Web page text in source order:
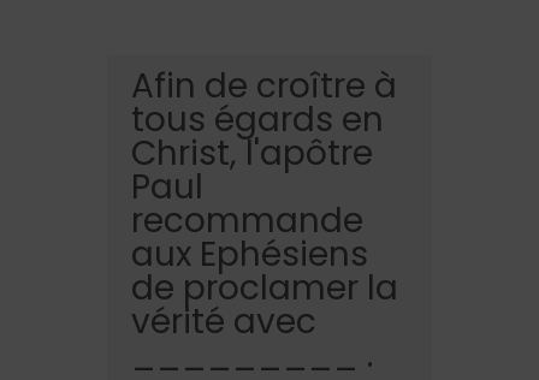
Afin de croître à
tous égards en
Christ, l'apôtre
Paul
recommande
aux Ephésiens
de proclamer la
vérité avec
_________ .